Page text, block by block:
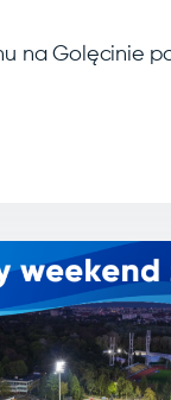
na Golęcinie